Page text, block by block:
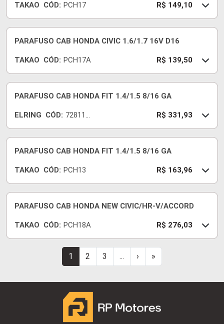
TAKAO CÓD: PCH17 R$ 149,10
PARAFUSO CAB HONDA CIVIC 1.6/1.7 16V D16
TAKAO CÓD: PCH17A R$ 139,50
PARAFUSO CAB HONDA FIT 1.4/1.5 8/16 GA
ELRING CÓD: 728110
R$ 331,93
PARAFUSO CAB HONDA FIT 1.4/1.5 8/16 GA
TAKAO CÓD: PCH13 R$ 163,96
PARAFUSO CAB HONDA NEW CIVIC/HR-V/ACCORD
TAKAO CÓD: PCH18A R$ 276,03
1 2 3 ... › »